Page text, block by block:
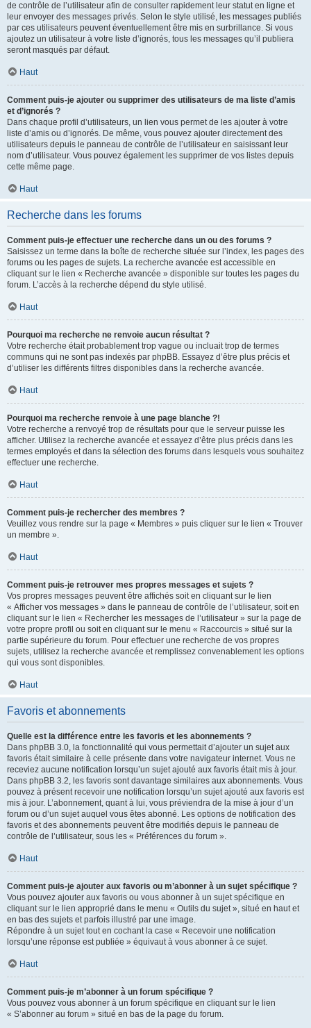
de contrôle de l’utilisateur afin de consulter rapidement leur statut en ligne et
leur envoyer des messages privés. Selon le style utilisé, les messages publiés
par ces utilisateurs peuvent éventuellement être mis en surbrillance. Si vous
ajoutez un utilisateur à votre liste d’ignorés, tous les messages qu’il publiera
seront masqués par défaut.
Haut
Comment puis-je ajouter ou supprimer des utilisateurs de ma liste d’amis
et d’ignorés ?
Dans chaque profil d’utilisateurs, un lien vous permet de les ajouter à votre
liste d’amis ou d’ignorés. De même, vous pouvez ajouter directement des
utilisateurs depuis le panneau de contrôle de l’utilisateur en saisissant leur
nom d’utilisateur. Vous pouvez également les supprimer de vos listes depuis
cette même page.
Haut
Recherche dans les forums
Comment puis-je effectuer une recherche dans un ou des forums ?
Saisissez un terme dans la boîte de recherche située sur l’index, les pages des
forums ou les pages de sujets. La recherche avancée est accessible en
cliquant sur le lien « Recherche avancée » disponible sur toutes les pages du
forum. L’accès à la recherche dépend du style utilisé.
Haut
Pourquoi ma recherche ne renvoie aucun résultat ?
Votre recherche était probablement trop vague ou incluait trop de termes
communs qui ne sont pas indexés par phpBB. Essayez d’être plus précis et
d’utiliser les différents filtres disponibles dans la recherche avancée.
Haut
Pourquoi ma recherche renvoie à une page blanche ?!
Votre recherche a renvoyé trop de résultats pour que le serveur puisse les
afficher. Utilisez la recherche avancée et essayez d’être plus précis dans les
termes employés et dans la sélection des forums dans lesquels vous souhaitez
effectuer une recherche.
Haut
Comment puis-je rechercher des membres ?
Veuillez vous rendre sur la page « Membres » puis cliquer sur le lien « Trouver
un membre ».
Haut
Comment puis-je retrouver mes propres messages et sujets ?
Vos propres messages peuvent être affichés soit en cliquant sur le lien
« Afficher vos messages » dans le panneau de contrôle de l’utilisateur, soit en
cliquant sur le lien « Rechercher les messages de l’utilisateur » sur la page de
votre propre profil ou soit en cliquant sur le menu « Raccourcis » situé sur la
partie supérieure du forum. Pour effectuer une recherche de vos propres
sujets, utilisez la recherche avancée et remplissez convenablement les options
qui vous sont disponibles.
Haut
Favoris et abonnements
Quelle est la différence entre les favoris et les abonnements ?
Dans phpBB 3.0, la fonctionnalité qui vous permettait d’ajouter un sujet aux
favoris était similaire à celle présente dans votre navigateur internet. Vous ne
receviez aucune notification lorsqu’un sujet ajouté aux favoris était mis à jour.
Dans phpBB 3.2, les favoris sont davantage similaires aux abonnements. Vous
pouvez à présent recevoir une notification lorsqu’un sujet ajouté aux favoris est
mis à jour. L’abonnement, quant à lui, vous préviendra de la mise à jour d’un
forum ou d’un sujet auquel vous êtes abonné. Les options de notification des
favoris et des abonnements peuvent être modifiés depuis le panneau de
contrôle de l’utilisateur, sous les « Préférences du forum ».
Haut
Comment puis-je ajouter aux favoris ou m’abonner à un sujet spécifique ?
Vous pouvez ajouter aux favoris ou vous abonner à un sujet spécifique en
cliquant sur le lien approprié dans le menu « Outils du sujet », situé en haut et
en bas des sujets et parfois illustré par une image.
Répondre à un sujet tout en cochant la case « Recevoir une notification
lorsqu’une réponse est publiée » équivaut à vous abonner à ce sujet.
Haut
Comment puis-je m’abonner à un forum spécifique ?
Vous pouvez vous abonner à un forum spécifique en cliquant sur le lien
« S’abonner au forum » situé en bas de la page du forum.